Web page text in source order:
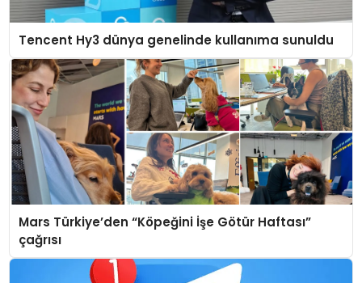
Tencent Hy3 dünya genelinde kullanıma sunuldu
Mars Türkiye’den “Köpeğini İşe Götür Haftası”
çağrısı